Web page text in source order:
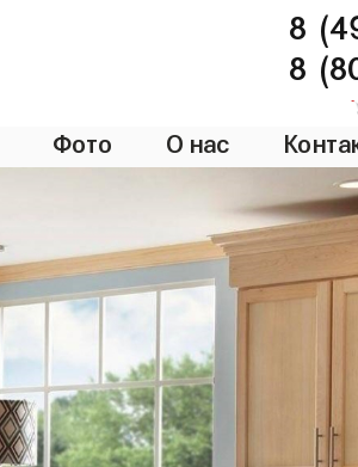
8
8
Фото О нас